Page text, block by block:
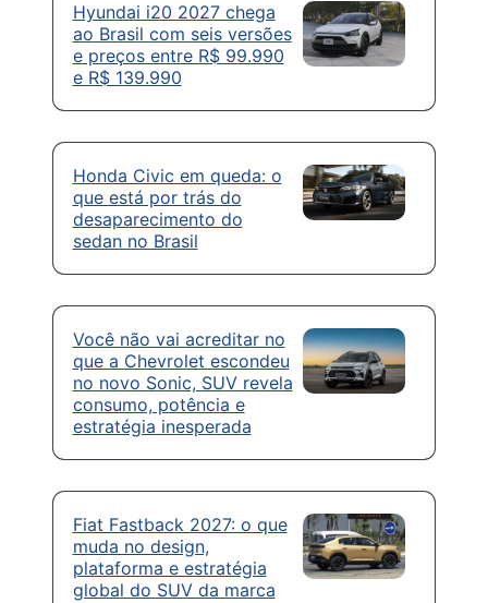
Hyundai i20 2027 chega
ao Brasil com seis versões
e preços entre R$ 99.990
e R$ 139.990
Honda Civic em queda: o
que está por trás do
desaparecimento do
sedan no Brasil
Você não vai acreditar no
que a Chevrolet escondeu
no novo Sonic, SUV revela
consumo, potência e
estratégia inesperada
Fiat Fastback 2027: o que
muda no design,
plataforma e estratégia
global do SUV da marca